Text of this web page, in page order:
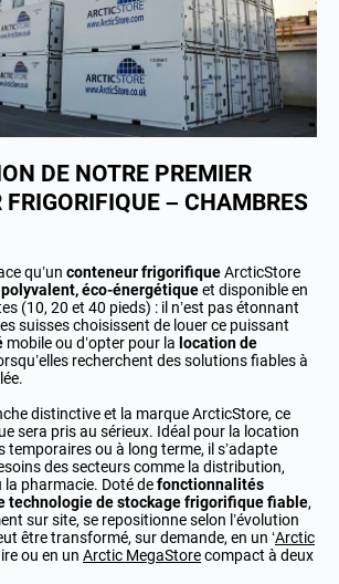
DE NOTRE PREMIER
FRIGORIFIQUE – CHAMBRES
qu’un conteneur frigorifiqueArcticStore
éco-énergétiqueet disponible en
(10, 20 et 40 pieds) : il n’est pas étonnant
suisses choisissent de louer ce puissant
mobile ou d’opter pour la location de
recherchent des solutions fiables à
distinctive et la marque ArcticStore, ce
sera pris au sérieux. Idéal pour la location
temporaires ou à long terme, il s’adapte
des secteurs comme la distribution,
la pharmacie. Doté defonctionnalités
technologie de stockage frigorifique fiable,
sur site, se repositionne selon l’évolution
être transformé, sur demande, en un ‘Arctic
ou en un Arctic MegaStorecompact à deux